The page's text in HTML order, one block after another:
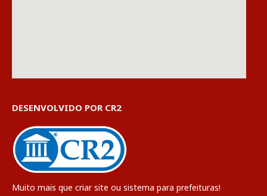
DESENVOLVIDO POR CR2
Muito mais que criar site ou sistema para prefeituras!